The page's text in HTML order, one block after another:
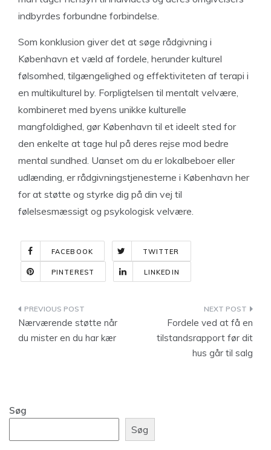
indbyrdes forbundne forbindelse.
Som konklusion giver det at søge rådgivning i
København et væld af fordele, herunder kulturel
følsomhed, tilgængelighed og effektiviteten af ​​terapi i
en multikulturel by. Forpligtelsen til mentalt velvære,
kombineret med byens unikke kulturelle
mangfoldighed, gør København til et ideelt sted for
den enkelte at tage hul på deres rejse mod bedre
mental sundhed. Uanset om du er lokalbeboer eller
udlænding, er rådgivningstjenesterne i København her
for at støtte og styrke dig på din vej til
følelsesmæssigt og psykologisk velvære.
FACEBOOK TWITTER
PINTEREST LINKEDIN
Indlægsnavigation
Nærværende støtte når
du mister en du har kær
Fordele ved at få en
tilstandsrapport før dit
hus går til salg
Søg
Søg